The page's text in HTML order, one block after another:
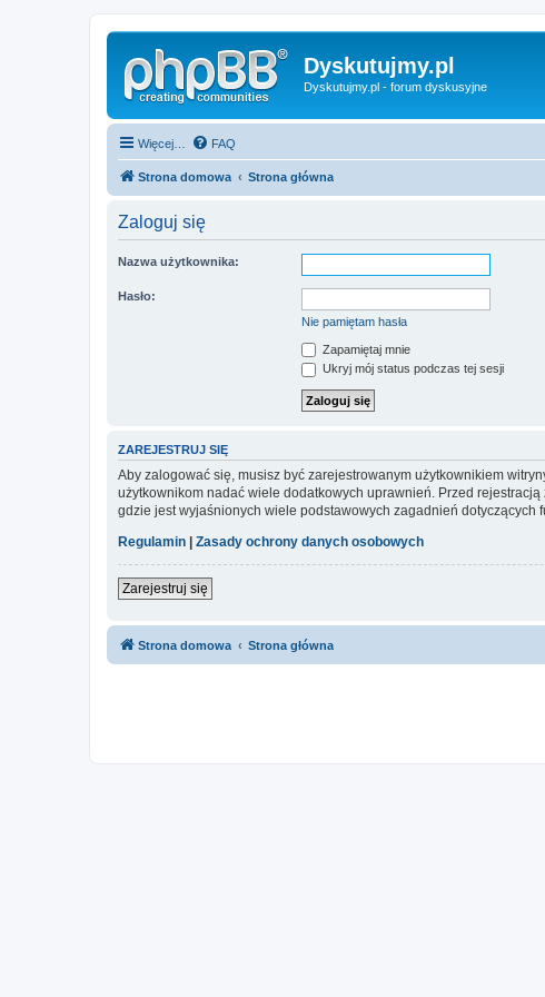
Dyskutujmy.pl
Dyskutujmy.pl - forum dyskusyjne
Więcej… FAQ
Strona domowa Strona główna
Zaloguj się
Nazwa użytkownika:
Hasło:
Nie pamiętam hasła
Zapamiętaj mnie
Ukryj mój status podczas tej sesji
ZAREJESTRUJ SIĘ
Aby zalogować się, musisz być zarejestrowanym użytkownikiem
użytkownikom nadać wiele dodatkowych uprawnień. Przed
gdzie jest wyjaśnionych wiele podstawowych zagadnień dotyczących
Regulamin
Zasady ochrony danych osobowych
Zarejestruj się
Strona domowa Strona główna